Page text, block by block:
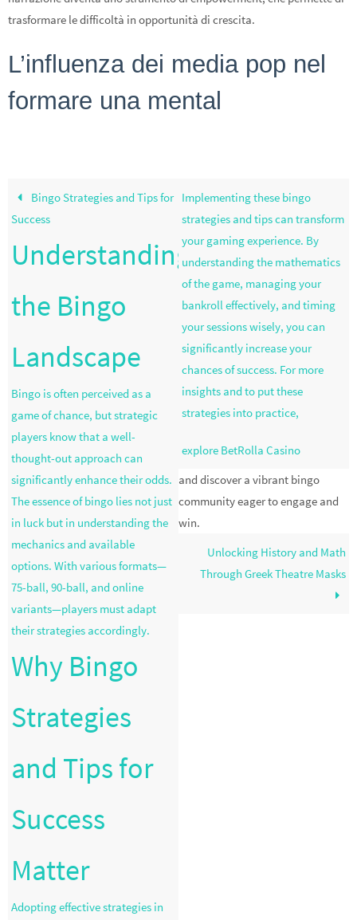
trasformare le difficoltà in opportunità di crescita.
L’influenza dei media pop nel
formare una mental
Bingo Strategies and Tips for
Success
Understanding
the Bingo
Landscape
Bingo is often perceived as a
game of chance, but strategic
players know that a well-
thought-out approach can
significantly enhance their odds.
The essence of bingo lies not just
in luck but in understanding the
mechanics and available
options. With various formats—
75-ball, 90-ball, and online
variants—players must adapt
their strategies accordingly.
Why Bingo
Strategies
and Tips for
Success
Matter
Adopting effective strategies in
Implementing these bingo
strategies and tips can transform
your gaming experience. By
understanding the mathematics
of the game, managing your
bankroll effectively, and timing
your sessions wisely, you can
significantly increase your
chances of success. For more
insights and to put these
strategies into practice,
explore BetRolla Casino
and discover a vibrant bingo
community eager to engage and
win.
Unlocking History and Math
Through Greek Theatre Masks